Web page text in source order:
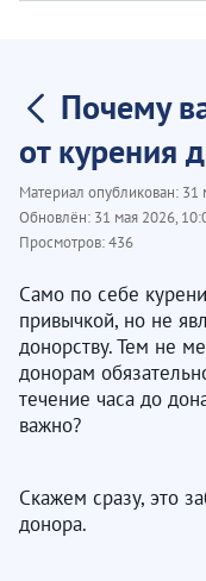
Почему
от курения
Материал опубликован: 31
Обновлён: 31 мая 2026,
Просмотров:436
Само по себе
привычкой, но не
донорству. Тем не
донорам
течение часа до
важно?
Скажем сразу, это
донора.